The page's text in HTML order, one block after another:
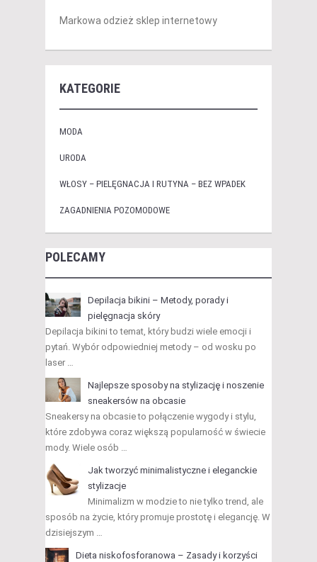
Markowa odzież sklep internetowy
KATEGORIE
MODA
URODA
WŁOSY – PIELĘGNACJA I RUTYNA – BEZ WPADEK
ZAGADNIENIA POZOMODOWE
POLECAMY
Depilacja bikini – Metody, porady i
pielęgnacja skóry
Depilacja bikini to temat, który budzi wiele emocji i
pytań. Wybór odpowiedniej metody – od wosku po
laser …
Najlepsze sposoby na stylizację i noszenie
sneakersów na obcasie
Sneakersy na obcasie to połączenie wygody i stylu,
które zdobywa coraz większą popularność w świecie
mody. Wiele osób …
Jak tworzyć minimalistyczne i eleganckie
stylizacje
Minimalizm w modzie to nie tylko trend, ale
sposób na życie, który promuje prostotę i elegancję. W
dzisiejszym …
Dieta niskofosforanowa – Zasady i korzyści